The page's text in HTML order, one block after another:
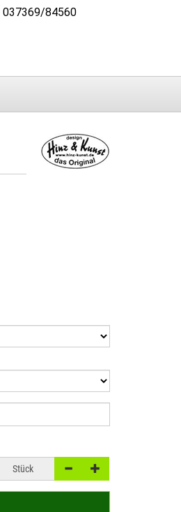
037369/84560
Stück